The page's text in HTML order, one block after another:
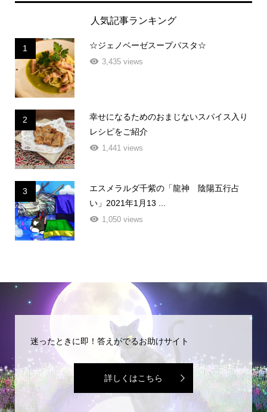
人気記事ランキング
1 ☆ジェノベーゼスープパスタ☆
3,435 views
2
幸せになるためのおまじないスパイス入り
レシピをご紹介
1,441 views
3
エスメラルダ千紫の「龍神 陰陽五行占
い」2021年1月13 ...
1,050 views
迷ったときに即！答えがでるお助けサイト
詳しくはこちら